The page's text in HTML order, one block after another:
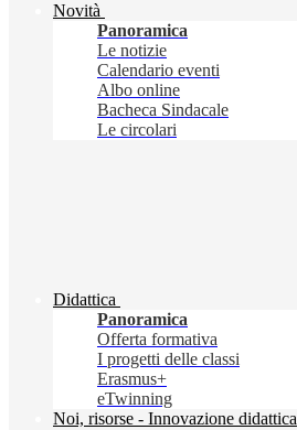
Novità
Panoramica
Le notizie
Calendario eventi
Albo online
Bacheca Sindacale
Le circolari
Didattica
Panoramica
Offerta formativa
I progetti delle classi
Erasmus+
eTwinning
Noi, risorse - Innovazione didattica